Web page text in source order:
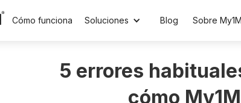
Cómo funciona Soluciones Blog Sobre
5 errores
cómo